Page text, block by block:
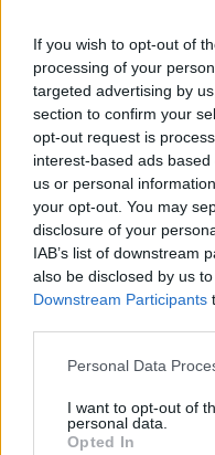
If you wish to opt-out of
processing of your
targeted advertising by
section to confirm your
opt-out request is
interest-based ads
us or personal
your opt-out. You may
disclosure of your
IAB’s list of downstream
also be disclosed by us
Downstream Participants
Personal Data
I want to opt-out of
personal data.
Opted In
árfolyamot eddig
szint, amely most
NABIReal-time
papírok közel 40 ezer
magasabb a
alatt található a
tízperces
aktivitása minden
bejelentésének hatására
tartozik, melynek
regisztrációhoz kötött.